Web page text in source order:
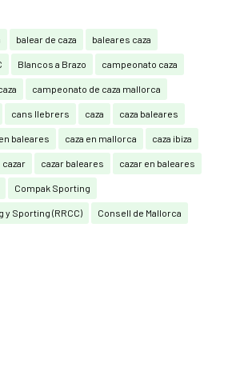
balear de caza baleares caza
Blancos a Brazo campeonato caza
campeonato de caza mallorca
cans llebrers caza caza baleares
baleares caza en mallorca caza ibiza
cazar cazar baleares cazar en baleares
Compak Sporting
y Sporting (RRCC) Consell de Mallorca